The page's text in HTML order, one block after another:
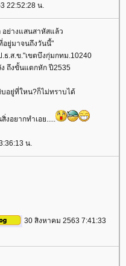
22:52:28 น.
ย่างแสนสาหัสแล้ว
อยู่มาจนถึงวันนี้"
.ธ.ส.ข."เขตบึงกุ่มกทม.10240
ถึงขั้นแตกหัก ปี2535
บอยู่ที่ใหน?ก็ไม่ทราบได้
งอยากทำเอย.....
น.
30 สิงหาคม 2563 7:41:33